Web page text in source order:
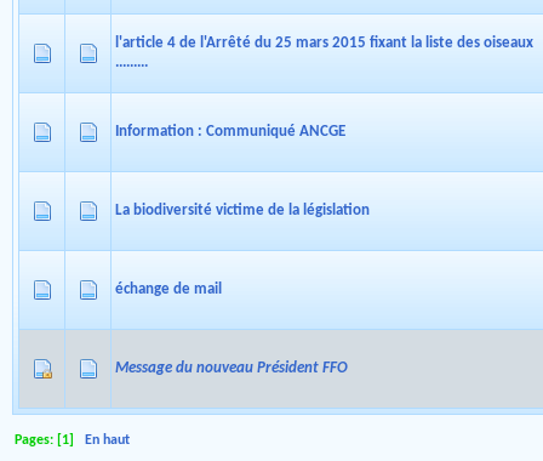
l'article 4 de l'Arrêté du 25 mars 2015 fixant la liste des oiseaux
.........
Information : Communiqué ANCGE
La biodiversité victime de la législation
échange de mail
Message du nouveau Président FFO
Pages: [1] En haut